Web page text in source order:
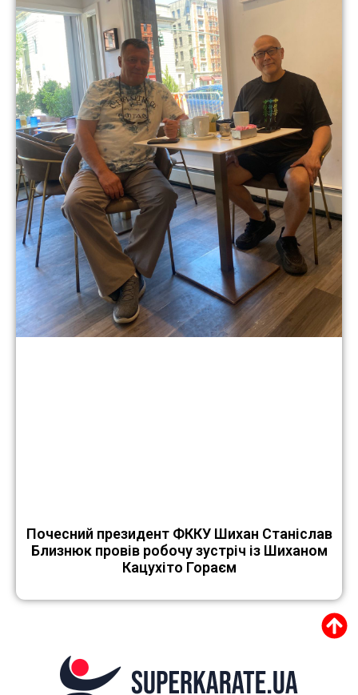
Почесний президент ФККУ Шихан Станіслав
Близнюк провів робочу зустріч із Шиханом
Кацухіто Гораєм